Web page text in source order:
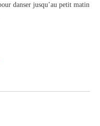
danser jusqu’au petit matin